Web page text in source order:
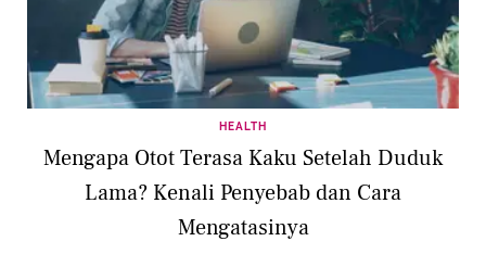
HEALTH
Mengapa Otot Terasa Kaku Setelah Duduk
Lama? Kenali Penyebab dan Cara
Mengatasinya